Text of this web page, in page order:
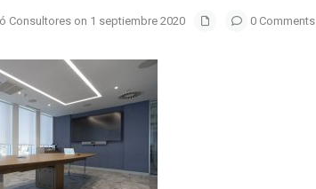
Consultores on 1 septiembre 2020 0 Comments